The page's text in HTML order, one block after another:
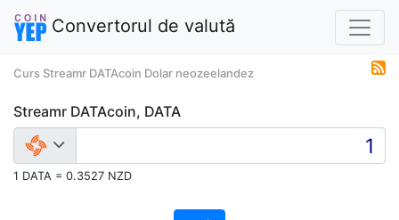
Convertorul de valută
Curs Streamr DATAcoin Dolar neozeelandez
Streamr DATAcoin, DATA
1 DATA = 0.3527 NZD